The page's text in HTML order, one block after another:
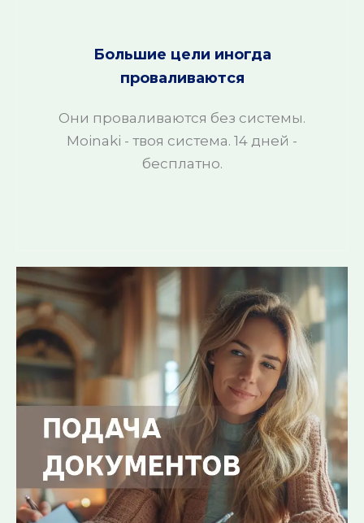
Большие цели иногда
проваливаются
Они проваливаются без системы.
Moinaki - твоя система. 14 дней -
бесплатно.